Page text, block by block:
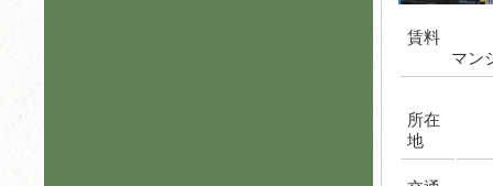
賃料
マン
所在
地